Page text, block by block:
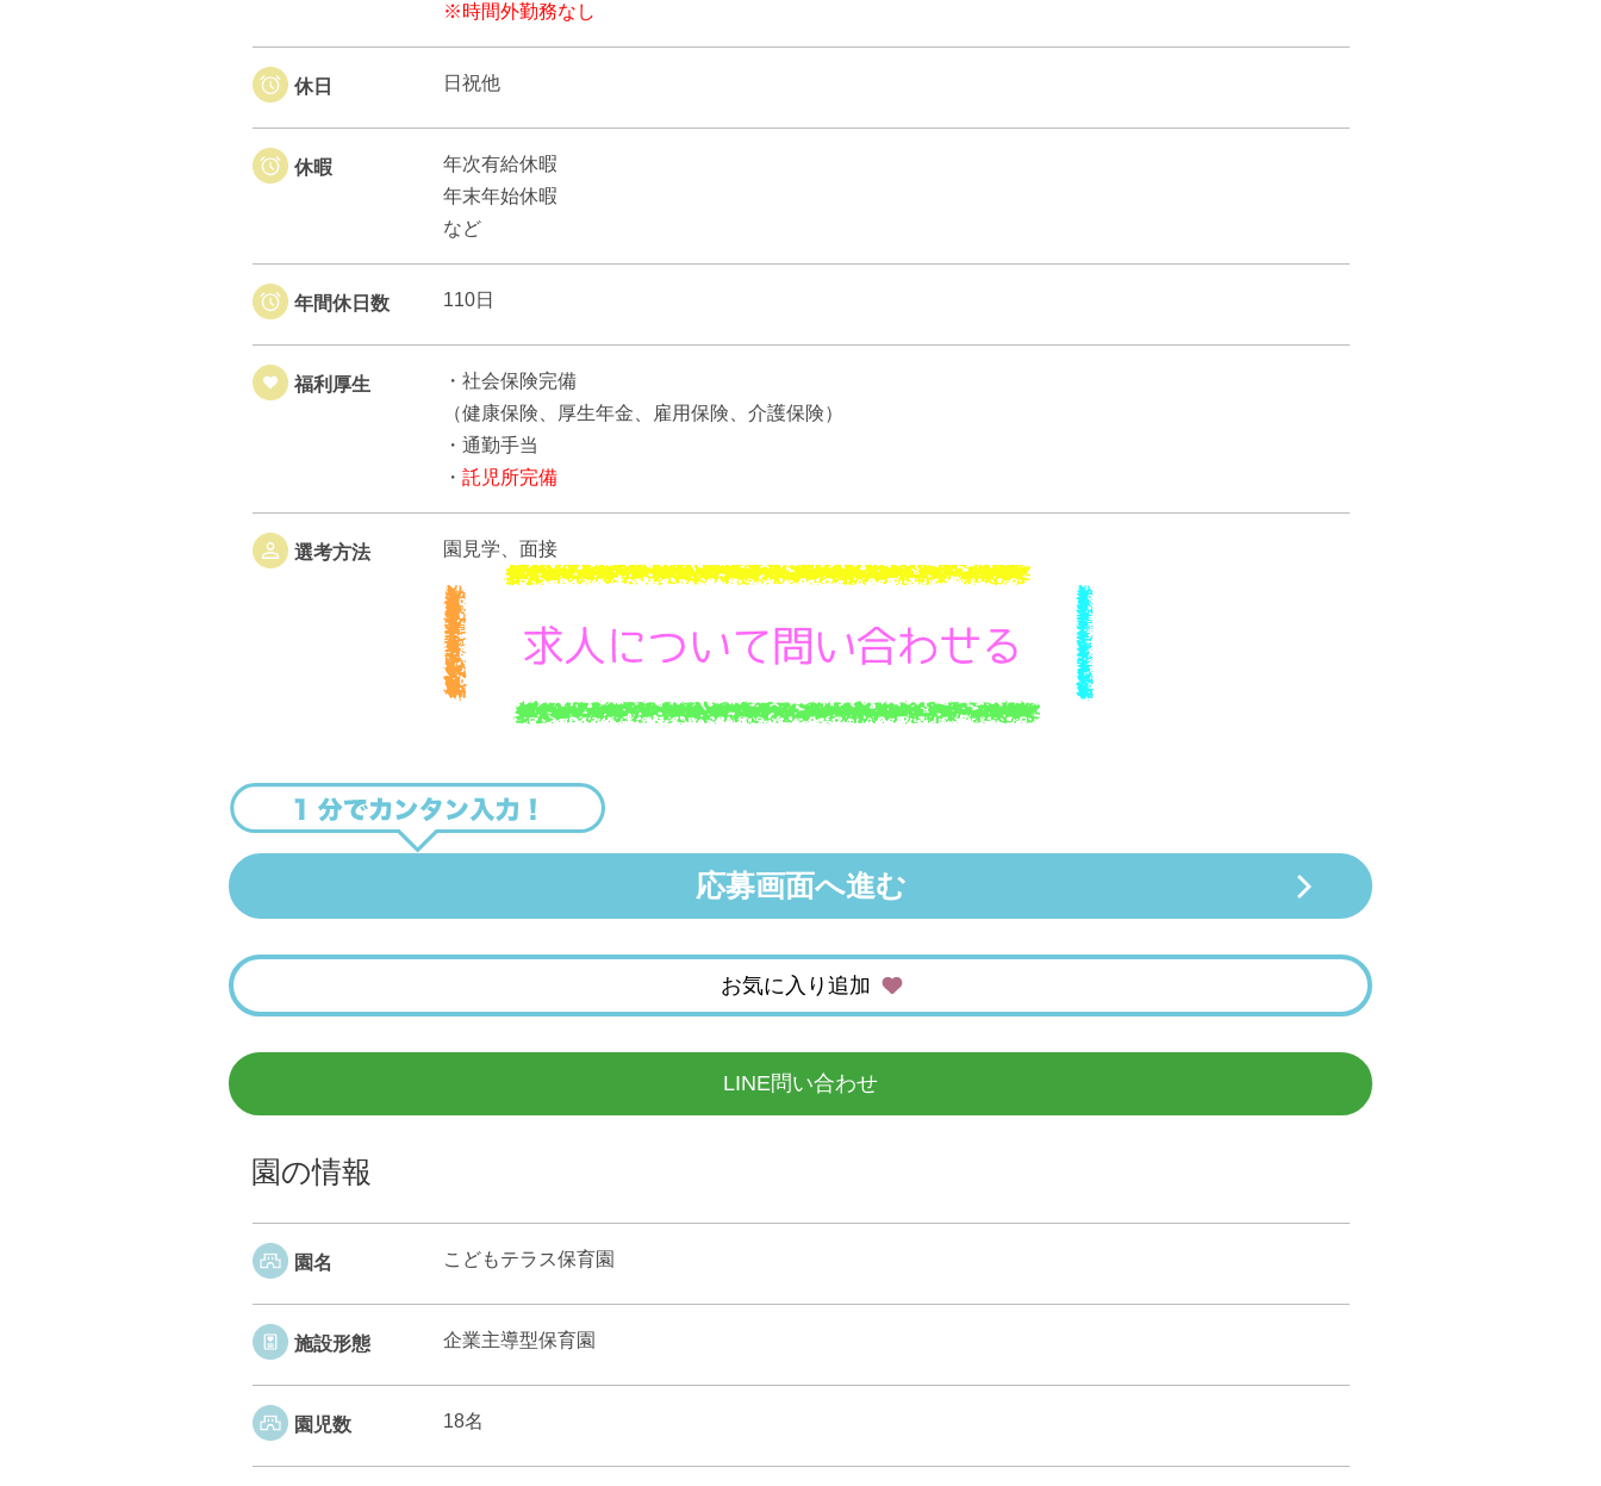
※時間外勤務なし
休日 日祝他
休暇
年次有給休暇
年末年始休暇
など
年間休日数 110日
福利厚生
・社会保険完備
（健康保険、厚生年金、雇用保険、介護保険）
・通勤手当
・ 託児所完備
選考方法 園見学、面接
応募画面へ進む
お気に入り追加
LINE問い合わせ
園の情報
園名 こどもテラス保育園
施設形態 企業主導型保育園
園児数 18名